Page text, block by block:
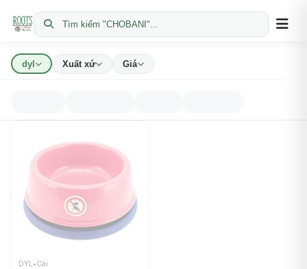
Tìm kiếm "CHOBANI"...
dyl Xuất xứ Giá
DYL•Cái